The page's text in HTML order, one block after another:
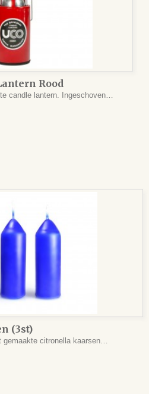
Rood
candle lantern. Ingeschoven…
(3st)
gemaakte citronella kaarsen…